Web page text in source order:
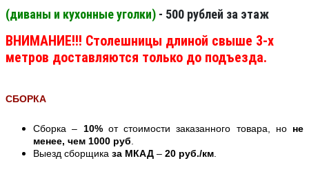
(диваны и кухонные уголки) - 500 рублей за этаж
ВНИМАНИЕ!!! Столешницы длиной свыше 3-х
метров доставляются только до подъезда.
СБОРКА
Сборка – 10%от стоимости заказанного товара, но не
менее, чем 1000 руб
Выезд сборщика за МКАД – 20 руб./км